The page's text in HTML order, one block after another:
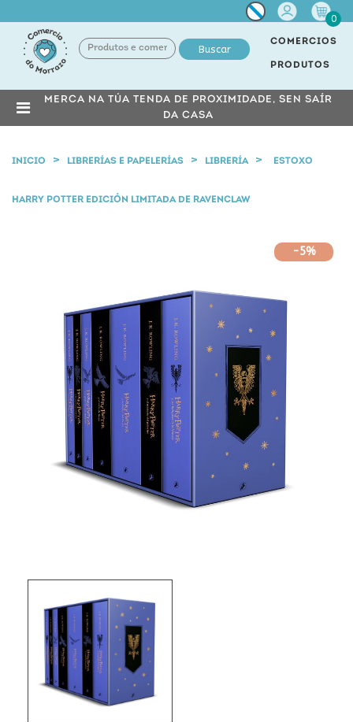
Miña
conta
0
Buscar
COMERCIOS
PRODUTOS
MERCA NA TÚA TENDA DE PROXIMIDADE, SEN SAÍR
DA CASA
INICIO LIBRERÍAS E PAPELERÍAS LIBRERÍA ESTOXO
HARRY POTTER EDICIÓN LIMITADA DE RAVENCLAW
-5%